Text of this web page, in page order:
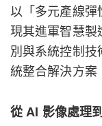
以「多元產線彈
現其進軍智慧製
別與系統控制
統整合解決方案
從 AI 影像處理